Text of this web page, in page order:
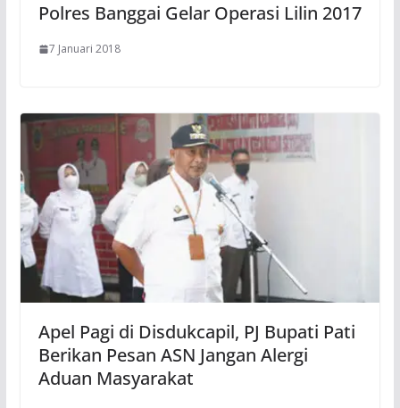
Polres Banggai Gelar Operasi Lilin 2017
7 Januari 2018
Apel Pagi di Disdukcapil, PJ Bupati Pati
Berikan Pesan ASN Jangan Alergi
Aduan Masyarakat